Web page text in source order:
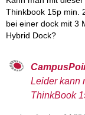
Thinkbook 15p min.
bei einer dock mit 3
Hybrid Dock?
Leider kann
ThinkBook